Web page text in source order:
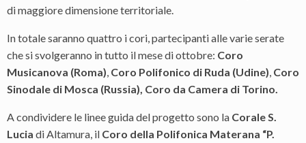
di maggiore dimensione territoriale.
In totale saranno quattro i cori, partecipanti alle varie serate
che si svolgeranno in tutto il mese di ottobre: Coro
Musicanova (Roma) Coro Polifonico di Ruda (Udine) Coro
Sinodale di Mosca (Russia), Coro da Camera di Torino.
A condividere le linee guida del progetto sono la Corale S.
Lucia di Altamura, il Coro della Polifonica Materana “P.